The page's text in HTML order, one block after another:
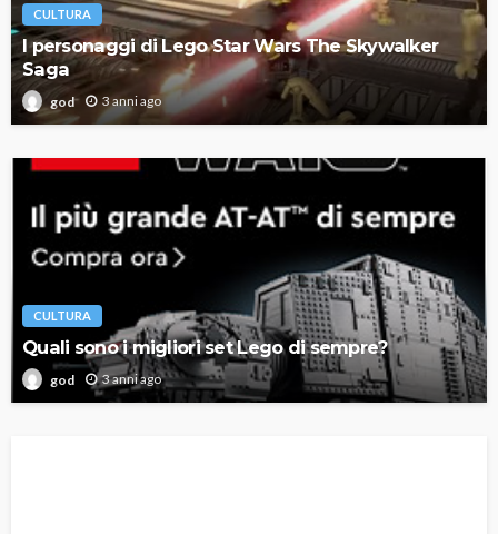
CULTURA
I personaggi di Lego Star Wars The Skywalker
Saga
god 3 anni ago
CULTURA
Quali sono i migliori set Lego di sempre?
god 3 anni ago